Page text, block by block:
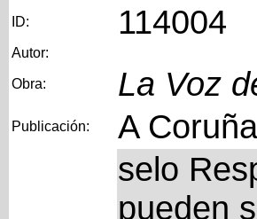
ID: 114004
Autor:
Obra: La Voz
Publicación: A
selo
pueden